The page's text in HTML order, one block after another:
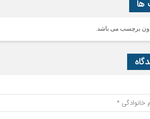
ها
برچسب می باشد.